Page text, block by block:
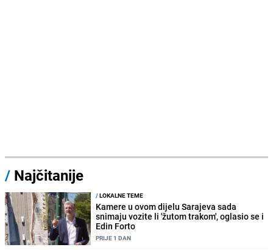
/ Najčitanije
/LOKALNE TEME
Kamere u ovom dijelu Sarajeva sada
snimaju vozite li 'žutom trakom', oglasio se i
Edin Forto
PRIJE 1 DAN